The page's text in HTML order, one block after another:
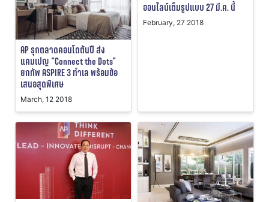
AP รุกตลาดคอนโดต้นปี ส่ง
แคมเปญ “Connect the Dots”
ยกทัพ ASPIRE 3 ทำเล พร้อมข้อ
เสนอสุดพิเศษ
March, 12 2018
ออนไลน์เต็มรูปแบบ 27 มี.ค. นี้
February, 27 2018